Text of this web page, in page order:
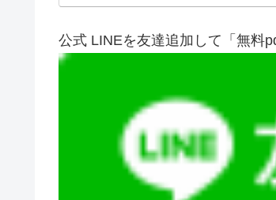
公式 LINEを友達追加して「無料